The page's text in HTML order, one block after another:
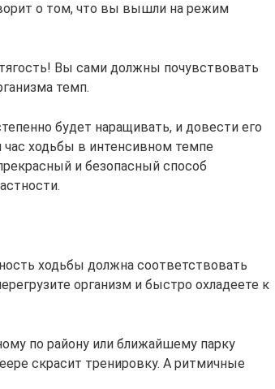
о том, что вы вышли на режим
Вы сами должны почувствовать
темп.
будет наращивать, и довести его
ходьбы в интенсивном темпе
и безопасный способ
ходьбы должна соответствовать
организм и быстро охладеете к
по району или ближайшему парку
скрасит тренировку. А ритмичные